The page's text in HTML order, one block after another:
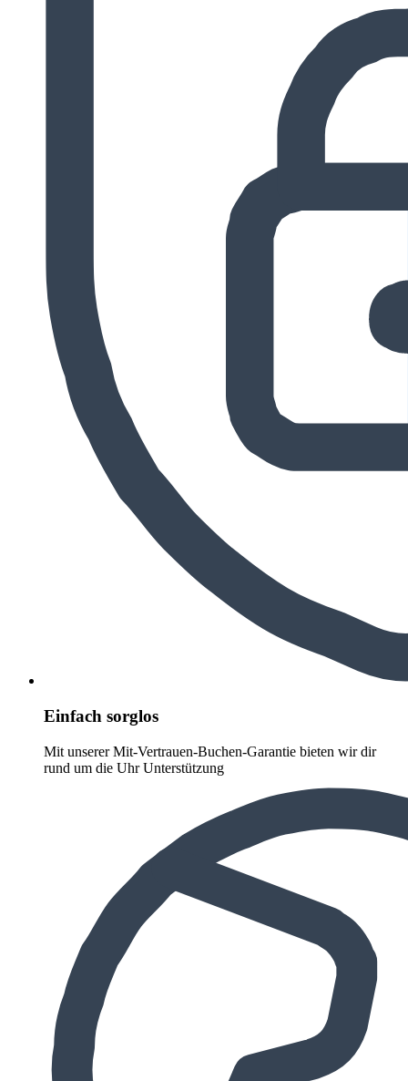
Einfach sorglos
Mit unserer Mit-Vertrauen-Buchen-Garantie bieten wir dir
rund um die Uhr Unterstützung